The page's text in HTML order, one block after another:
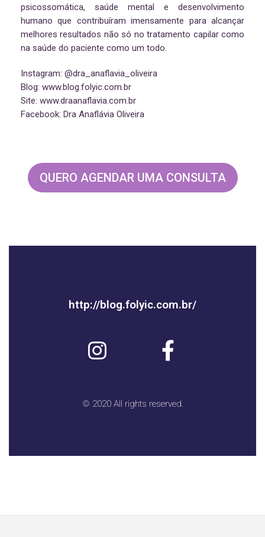
psicossomática, saúde mental e desenvolvimento
humano que contribuíram imensamente para alcançar
melhores resultados não só no tratamento capilar como
na saúde do paciente como um todo.
Instagram: @dra_anaflavia_oliveira
Blog: www.blog.folyic.com.br
Site: www.draanaflavia.com.br
Facebook: Dra Anaflávia Oliveira
QUERO AGENDAR UMA CONSULTA
http://blog.folyic.com.br/
© 2020 All rights reserved.